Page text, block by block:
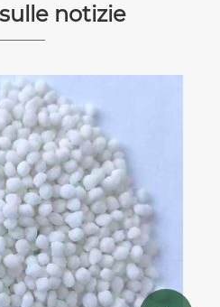
notizie